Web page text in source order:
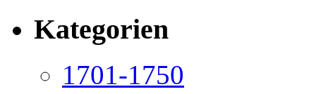
Kategorien
1701-1750